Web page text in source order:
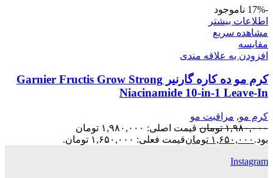
-17%
ناموجود
اطلاعات بیشتر
مشاهده سریع
مقایسه
افزودن به علاقه مندی
کرم مو ده کاره گارنیر Garnier Fructis Grow Strong
Niacinamide 10-in-1 Leave-In
کرم مو, مراقبت مو
۱,۹۸۰,۰۰۰ تومان
قیمت اصلی: ۱,۹۸۰,۰۰۰ تومان
بود. ۱,۶۵۰,۰۰۰ تومانقیمت فعلی: ۱,۶۵۰,۰۰۰ تومان.
Instagram